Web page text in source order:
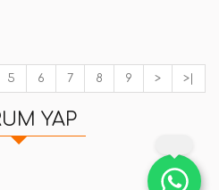
5 6 7 8 9 > >|
YAP